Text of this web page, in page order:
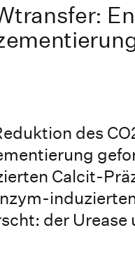
des
Calcit-
der Urease